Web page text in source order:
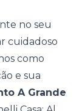
no seu
cuidadoso
como
e sua
A Grande